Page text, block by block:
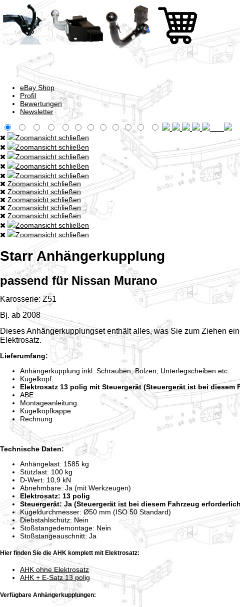
eBay Shop
Profil
Bewertungen
Newsletter
Zoomansicht schließen
Zoomansicht schließen
Zoomansicht schließen
Zoomansicht schließen
Zoomansicht schließen
Zoomansicht schließen
Zoomansicht schließen
Zoomansicht schließen
Zoomansicht schließen
Zoomansicht schließen
Zoomansicht schließen
Zoomansicht schließen
Starr Anhängerkupplung
passend für Nissan Murano
Karosserie: Z51
Bj. ab 2008
Dieses Anhängerkupplungset enthält alles, was Sie zum Ziehen
Elektrosatz.
Lieferumfang:
Anhängerkupplung inkl. Schrauben, Bolzen, Unterlegscheiben etc.
Kugelkopf
Elektrosatz 13 polig mit Steuergerät (Steuergerät ist bei diesem
ABE
Montageanleitung
Kugelkopfkappe
Rechnung
Technische Daten:
Anhängelast: 1585 kg
Stützlast: 100 kg
D-Wert: 10,9 kN
Abnehmbare: Ja (mit Werkzeugen)
Elektrosatz: 13 polig
Steuergerät: Ja (Steuergerät ist bei diesem Fahrzeug
Kugeldurchmesser: Ø50 mm (ISO 50 Standard)
Diebstahlschutz: Nein
Stoßstangedemontage: Nein
Stoßstangeauschnitt: Ja
Hier finden Sie die AHK komplett mit Elektrosatz:
AHK ohne Elektrosatz
AHK + E-Satz 13 polig
Verfügbare Anhängerkupplungen: